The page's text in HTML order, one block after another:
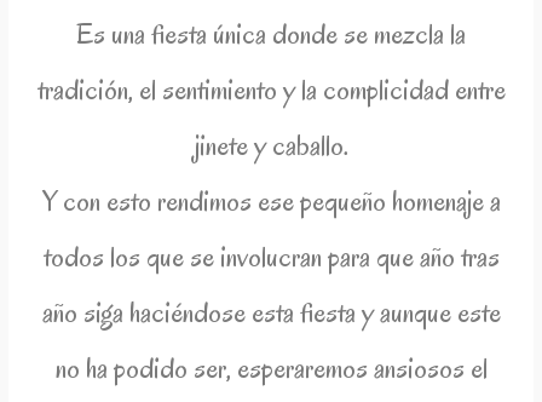
Es una fiesta única donde se mezcla la
tradición, el sentimiento y la complicidad entre
jinete y caballo.
Y con esto rendimos ese pequeño homenaje a
todos los que se involucran para que año tras
año siga haciéndose esta fiesta y aunque este
no ha podido ser, esperaremos ansiosos el